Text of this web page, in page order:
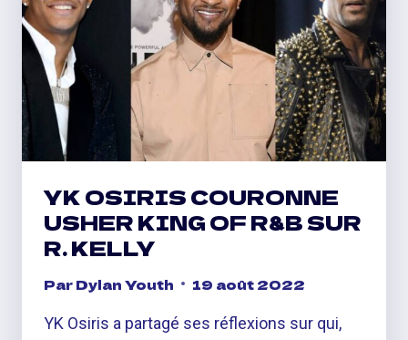
TROISIÈME
FOIS
DANS
L’AFFAIRE
YSL
YK OSIRIS COURONNE
USHER KING OF R&B SUR
R. KELLY
ParDylan Youth 19 août 2022
YK Osiris a partagé ses réflexions sur qui,